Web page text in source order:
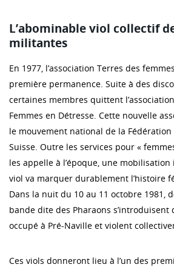
L’abominable viol collectif
militantes
En 1977, l’association Terres des
première permanence. Suite à des
certaines membres quittent
Femmes en Détresse. Cette nouvelle
le mouvement national de la
Suisse. Outre les services pour «
les appelle à l’époque, une
viol va marquer durablement l’histoire
Dans la nuit du 10 au 11 octobre 1981,
bande dite des Pharaons
occupé à Pré-Naville et violent
Ces viols donneront lieu à l’un des